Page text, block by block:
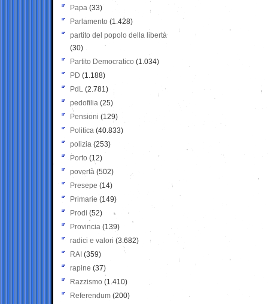
Papa (33)
Parlamento (1.428)
partito del popolo della libertà
(30)
Partito Democratico (1.034)
PD (1.188)
PdL (2.781)
pedofilia (25)
Pensioni (129)
Politica (40.833)
polizia (253)
Porto (12)
povertà (502)
Presepe (14)
Primarie (149)
Prodi (52)
Provincia (139)
radici e valori (3.682)
RAI (359)
rapine (37)
Razzismo (1.410)
Referendum (200)